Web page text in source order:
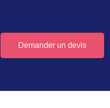
Demander un devis